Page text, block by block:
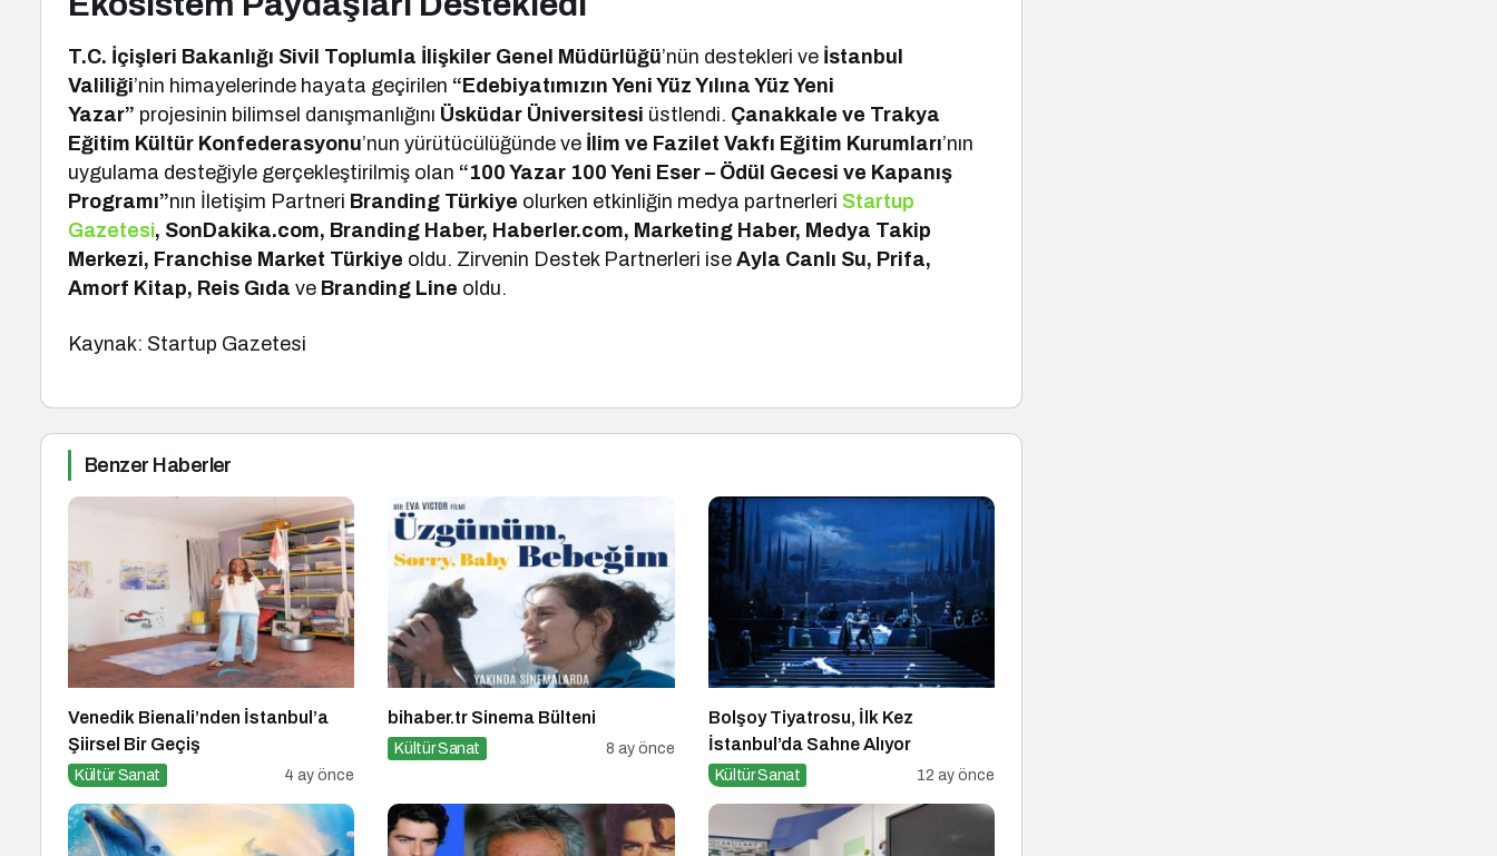
T.C. İçişleri Bakanlığı Sivil Toplumla İlişkiler Genel Müdürlüğü’nün destekleri ve İstanbul
Valiliği’nin himayelerinde hayata geçirilen “Edebiyatımızın Yeni Yüz Yılına Yüz Yeni
Yazar” projesinin bilimsel danışmanlığını Üsküdar Üniversitesi üstlendi. Çanakkale ve Trakya
Eğitim Kültür Konfederasyonu’nun yürütücülüğünde ve İlim ve Fazilet Vakfı Eğitim Kurumları’nın
uygulama desteğiyle gerçekleştirilmiş olan “100 Yazar 100 Yeni Eser – Ödül Gecesi ve Kapanış
Programı”nın İletişim Partneri Branding Türkiye olurken etkinliğin medya partnerleri Startup
Gazetesi, SonDakika.com, Branding Haber, Haberler.com, Marketing Haber, Medya Takip
Merkezi, Franchise Market Türkiye oldu. Zirvenin Destek Partnerleri iseAyla Canlı Su, Prifa,
Amorf Kitap, Reis Gıda ve Branding Line oldu.
Kaynak: Startup Gazetesi
Benzer Haberler
Venedik Bienali’nden İstanbul’a
Şiirsel Bir Geçiş
Kültür Sanat 4 ay önce
bihaber.tr Sinema Bülteni
Kültür Sanat 8 ay önce
Bolşoy Tiyatrosu, İlk Kez
İstanbul’da Sahne Alıyor
Kültür Sanat 12 ay önce